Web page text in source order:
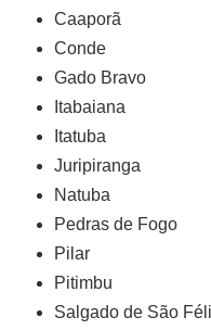
Caaporã
Conde
Gado Bravo
Itabaiana
Itatuba
Juripiranga
Natuba
Pedras de Fogo
Pilar
Pitimbu
Salgado de São